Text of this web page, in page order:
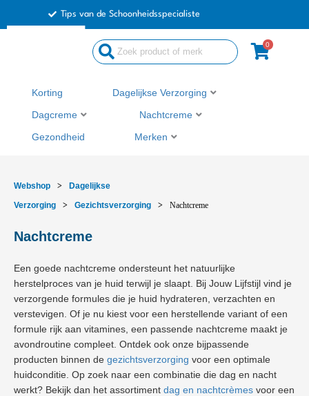
Tips van de Schoonheidsspecialiste
Search
...
0
Korting Dagelijkse Verzorging
Dagcreme Nachtcreme
Gezondheid Merken
Webshop >
Dagelijkse
Verzorging
> Gezichtsverzorging > Nachtcreme
Nachtcreme
Een goede nachtcreme ondersteunt het natuurlijke
herstelproces van je huid terwijl je slaapt. Bij Jouw Lijfstijl vind je
verzorgende formules die je huid hydrateren, verzachten en
verstevigen. Of je nu kiest voor een herstellende variant of een
formule rijk aan vitamines, een passende nachtcreme maakt je
avondroutine compleet. Ontdek ook onze bijpassende
producten binnen de gezichtsverzorging voor een optimale
huidconditie. Op zoek naar een combinatie die dag en nacht
werkt? Bekijk dan het assortiment dag en nachtcrèmes voor een